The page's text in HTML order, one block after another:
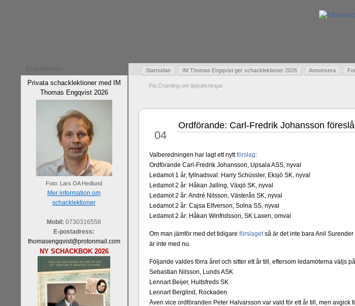
Privata schacklektioner med IM
Thomas Engqvist 2026
Foto: Lars OA Hedlund
Mer information om
schacklektioner
Mobil: 0730316558
E-postadress:
thomasengqvist@protonmail.com
NY SCHACKBOK 2026
Startsidan IM Thomas Engqvist ger schacklektioner 2026 Annonsera
Pia Cramling om tjejsatsningar
04
Ordförande: Carl-Fredrik Johansson
Valberedningen har lagt ett nyttförslag:
Ordförande Carl-Fredrik Johansson, Upsala ASS, nyval
Ledamot 1 år, fyllnadsval: Harry Schüssler, Eksjö SK, nyval
Ledamot 2 år: Håkan Jalling, Växjö SK, nyval
Ledamot 2 år: André Nilsson, Västerås SK, nyval
Ledamot 2 år: Cajsa Elfverson, Solna SS, nyval
Ledamot 2 år: Håkan Winfridsson, SK Laxen, omval
Om man jämför med det tidigare förslagetså är det inte bara Anil
är inte med nu.
Följande valdes förra året och sitter ett år till, eftersom ledamöterna väljs
Sebastian Nilsson, Lunds ASK
Lennart Beijer, Hultsfreds SK
Lennart Berglind, Rockaden
Även vice ordföranden Peter Halvarsson var vald för ett år till, men avgick